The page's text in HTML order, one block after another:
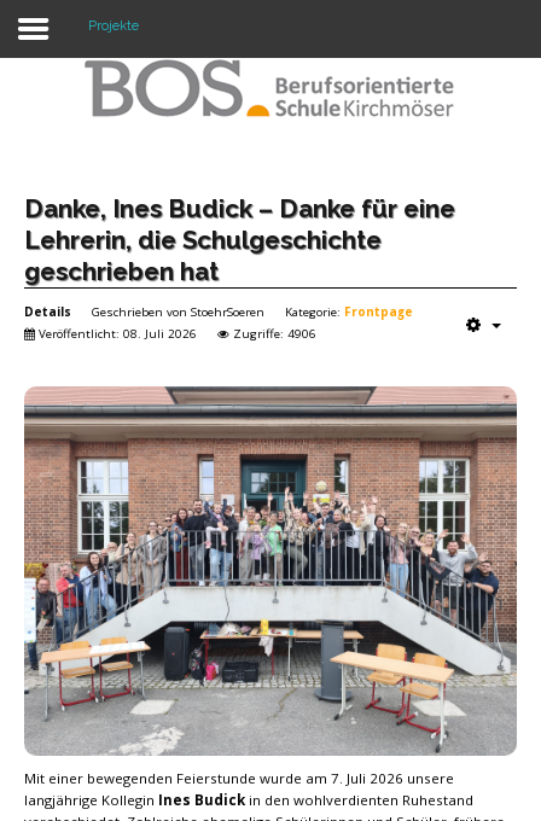
Warning: "continue" targeting switch is equivalent
Home
Profil
Termine
Mitwirkung
Kontakt
Projekte
Danke, Ines Budick – Danke für eine
Lehrerin, die Schulgeschichte
geschrieben hat
Details Geschrieben von StoehrSoeren Kategorie: Frontpage
Veröffentlicht: 08. Juli 2026
Zugriffe: 4906
Mit einer bewegenden Feierstunde wurde am 7. Juli 2026 unsere
langjährige Kollegin Ines Budick in den wohlverdienten Ruhestand